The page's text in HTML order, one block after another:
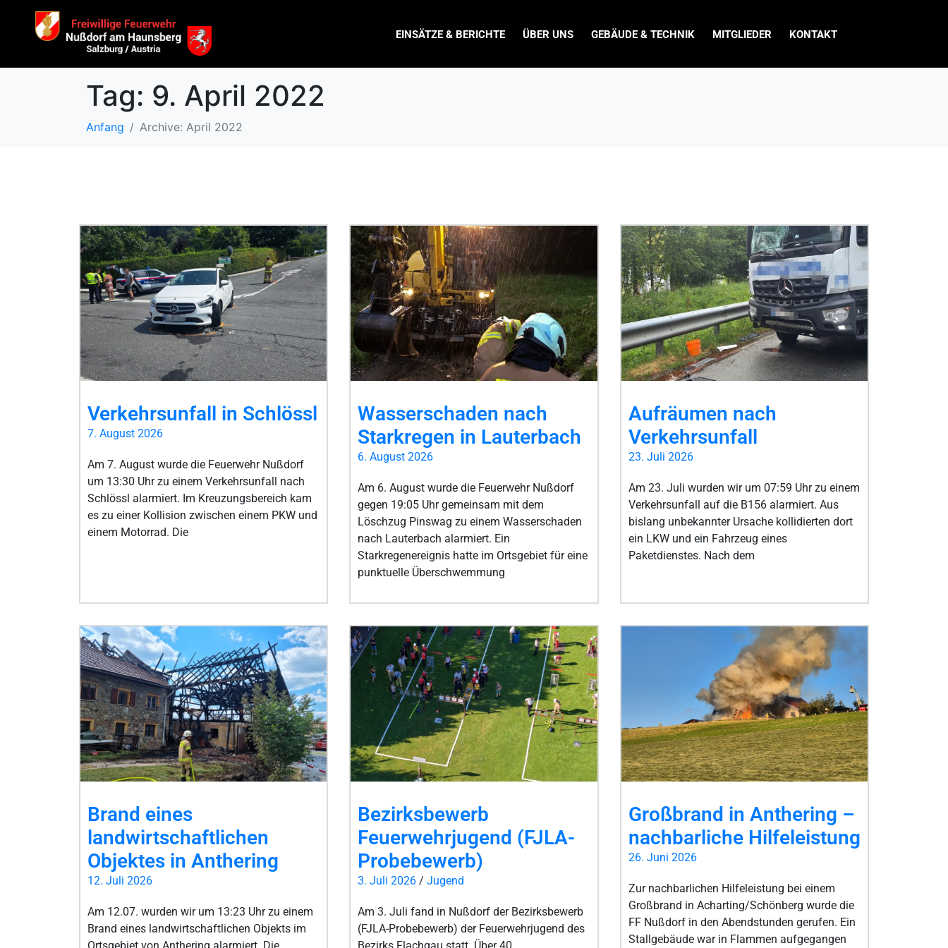
EINSÄTZE & BERICHTE ÜBER UNS GEBÄUDE & TECHNIK MITGLIEDER KONTAKT
Tag: 9. April 2022
Anfang Archive: April 2022
Verkehrsunfall in Schlössl
7. August 2026
Am 7. August wurde die Feuerwehr Nußdorf
um 13:30 Uhr zu einem Verkehrsunfall nach
Schlössl alarmiert. Im Kreuzungsbereich kam
es zu einer Kollision zwischen einem PKW und
einem Motorrad. Die
Wasserschaden nach
Starkregen in Lauterbach
6. August 2026
Am 6. August wurde die Feuerwehr Nußdorf
gegen 19:05 Uhr gemeinsam mit dem
Löschzug Pinswag zu einem Wasserschaden
nach Lauterbach alarmiert. Ein
Starkregenereignis hatte im Ortsgebiet für eine
punktuelle Überschwemmung
Aufräumen nach
Verkehrsunfall
23. Juli 2026
Am 23. Juli wurden wir um 07:59 Uhr zu einem
Verkehrsunfall auf die B156 alarmiert. Aus
bislang unbekannter Ursache kollidierten dort
ein LKW und ein Fahrzeug eines
Paketdienstes. Nach dem
Brand eines
landwirtschaftlichen
Objektes in Anthering
12. Juli 2026
Am 12.07. wurden wir um 13:23 Uhr zu einem
Brand eines landwirtschaftlichen Objekts im
Bezirksbewerb
Feuerwehrjugend (FJLA-
Probebewerb)
3. Juli 2026 / Jugend
Am 3. Juli fand in Nußdorf der Bezirksbewerb
(FJLA-Probebewerb) der Feuerwehrjugend des
Großbrand in Anthering –
nachbarliche Hilfeleistung
26. Juni 2026
Zur nachbarlichen Hilfeleistung bei einem
Großbrand in Acharting/Schönberg wurde die
FF Nußdorf in den Abendstunden gerufen. Ein
Stallgebäude war in Flammen aufgegangen